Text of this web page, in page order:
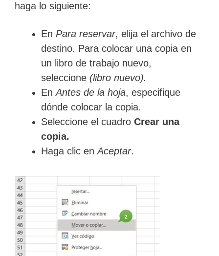
haga lo siguiente:
En Para reservar, elija el archivo de
destino. Para colocar una copia en
un libro de trabajo nuevo,
seleccione (libro nuevo).
EnAntes de la hoja, especifique
dónde colocar la copia.
Seleccione el cuadro Crear una
copia.
Haga clic enAceptar.